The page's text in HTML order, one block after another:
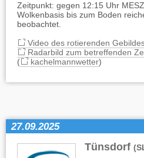
Zeitpunkt: gegen 12:15 Uhr
Wolkenbasis bis zum Boden
beobachtet.
Video des rotierenden
Radarbild zum betreffenden
(
kachelmannwetter)
27.09.2025
Tünsdorf